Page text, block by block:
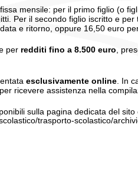
mensile: per il primo figlio (o
Per il secondo figlio iscritto e
e ritorno, oppure 16,50 euro
per redditi fino a 8.500 euro,
esclusivamente online . In
ricevere assistenza nella
sulla pagina dedicata del
trasporto-scolastico/